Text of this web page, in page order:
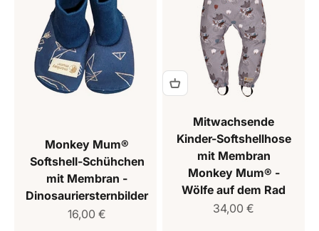
Monkey Mum®
Softshell-Schühchen
mit Membran -
Dinosauriersternbilder
Verkaufspreis
16,00 €
Mitwachsende
Kinder-Softshellhose
mit Membran
Monkey Mum® -
Wölfe auf dem Rad
Verkaufspreis
34,00 €